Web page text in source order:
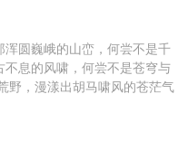
圆巍峨的山峦，何尝不是千
息的风啸，何尝不是苍穹与
，漫漾出胡马啸风的苍茫气